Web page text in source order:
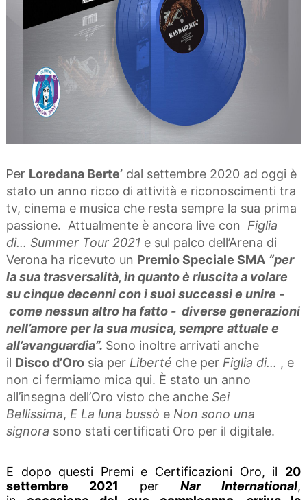
Per Loredana Berte’ dal settembre 2020 ad oggi è
stato un anno ricco di attività e riconoscimenti tra
tv, cinema e musica che resta sempre la sua prima
passione. Attualmente è ancora live con
Figlia
di… Summer Tour 2021 e sul palco dell’Arena di
Verona ha ricevuto un Premio Speciale SMA “per
la sua trasversalità, in quanto è riuscita a volare
su cinque decenni con i suoi successi e unire -
come nessun altro ha fatto - diverse generazioni
nell’amore per la sua musica, sempre attuale e
all’avanguardia”. Sono inoltre arrivati anche
il Disco d’Oro sia per Liberté che per Figlia di… , e
non ci fermiamo mica qui. È stato un anno
all’insegna dell’Oro visto che anche Sei
Bellissima, E La luna bussò e Non sono una
signora sono stati certificati Oro per il digitale.
E dopo questi Premi e Certificazioni Oro, il 20
settembre 2021 per Nar International,